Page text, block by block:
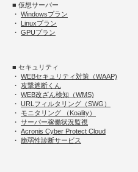
■ 仮想サーバー
・ Windowsプラン
・ Linuxプラン
・ GPUプラン
■ セキュリティ
・ WEBセキュリティ対策（WAAP)
・ 攻撃遮断くん
・ WEB改ざん検知（WMS)
・ URLフィルタリング（SWG）
・ モニタリング （Koality）
・ サーバー稼働状況監視
・ Acronis Cyber Protect Cloud
・ 脆弱性診断サービス